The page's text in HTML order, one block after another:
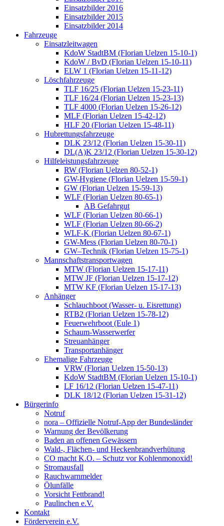
Einsatzbilder 2016
Einsatzbilder 2015
Einsatzbilder 2014
Fahrzeuge
Einsatzleitwagen
KdoW StadtBM (Florian Uelzen 15-10-1)
KdoW / BvD (Florian Uelzen 15-10-11)
ELW 1 (Florian Uelzen 15-11-12)
Löschfahrzeuge
TLF 16/25 (Florian Uelzen 15-23-11)
TLF 16/24 (Florian Uelzen 15-23-13)
TLF 4000 (Florian Uelzen 15-26-12)
MLF (Florian Uelzen 15-42-12)
HLF 20 (Florian Uelzen 15-48-11)
Hubrettungsfahrzeuge
DLK 23/12 (Florian Uelzen 15-30-11)
DL(A)K 23/12 (Florian Uelzen 15-30-12)
Hilfeleistungsfahrzeuge
RW (Florian Uelzen 80-52-1)
GW-Hygiene (Florian Uelzen 15-59-1)
GW (Florian Uelzen 15-59-13)
WLF (Florian Uelzen 80-65-1)
AB Gefahrgut
WLF (Florian Uelzen 80-66-1)
WLF (Florian Uelzen 80-66-2)
WLF-K (Florian Uelzen 80-67-1)
GW-Mess (Florian Uelzen 80-70-1)
GW–Technik (Florian Uelzen 15-75-1)
Mannschaftstransportwagen
MTW (Florian Uelzen 15-17-11)
MTW JF (Florian Uelzen 15-17-12)
MTW KF (Florian Uelzen 15-17-13)
Anhänger
Schlauchboot (Wasser- u. Eisrettung)
RTB2 (Florian Uelzen 15-78-12)
Feuerwehrboot (Eule 1)
Schaum-Wasserwerfer
Streuanhänger
Transportanhänger
Ehemalige Fahrzeuge
VRW (Florian Uelzen 15-50-13)
KdoW StadtBM (Florian Uelzen 15-10-1)
LF 16/12 (Florian Uelzen 15-47-11)
DLK 18/12 (Florian Uelzen 15-31-12)
Bürgerinfo
Notruf
nora – Offizielle Notruf-App der Bundesländer
Warnung der Bevölkerung
Baden an offenen Gewässern
Wald-, Flächen- und Heckenbrandverhütung
CO macht K.O. – Schutz vor Kohlenmonoxid!
Stromausfall
Rauchwarnmelder
Ölunfälle
Vorsicht Fettbrand!
Paulinchen e.V.
Kontakt
Förderverein e.V.